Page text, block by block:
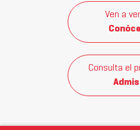
Ven a
Consulta el